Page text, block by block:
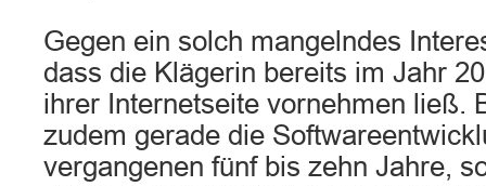
Gegen ein solch mangelndes
dass die Klägerin bereits im Jahr
ihrer Internetseite vornehmen ließ.
zudem gerade die
vergangenen fünf bis zehn Jahre,